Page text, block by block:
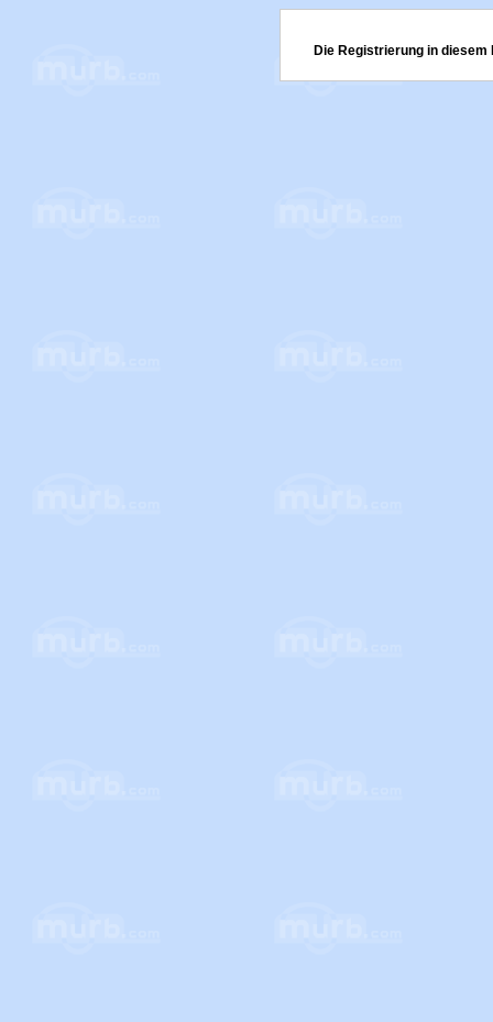
Die Registrierung in